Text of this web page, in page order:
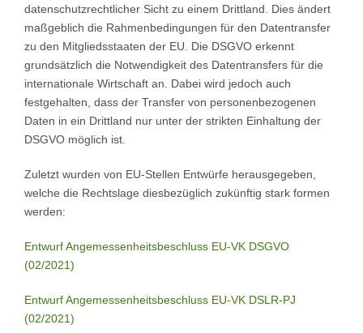
datenschutzrechtlicher Sicht zu einem Drittland. Dies ändert
maßgeblich die Rahmenbedingungen für den Datentransfer
zu den Mitgliedsstaaten der EU. Die DSGVO erkennt
grundsätzlich die Notwendigkeit des Datentransfers für die
internationale Wirtschaft an. Dabei wird jedoch auch
festgehalten, dass der Transfer von personenbezogenen
Daten in ein Drittland nur unter der strikten Einhaltung der
DSGVO möglich ist.
Zuletzt wurden von EU-Stellen Entwürfe herausgegeben,
welche die Rechtslage diesbezüglich zukünftig stark formen
werden:
Entwurf Angemessenheitsbeschluss EU-VK DSGVO
(02/2021)
Entwurf Angemessenheitsbeschluss EU-VK DSLR-PJ
(02/2021)